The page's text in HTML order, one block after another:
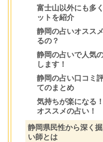
富士山以外にも多
ットを紹介
静岡の占いオスス
るの？
静岡の占いで人気
します！
静岡の占い口コミ
てのまとめ
気持ちが楽になる
オススメの占い！
静岡県民性から深く
い師とは